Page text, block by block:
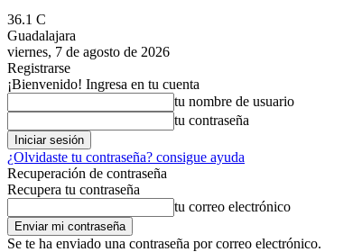
36.1 C
Guadalajara
viernes, 7 de agosto de 2026
Registrarse
¡Bienvenido! Ingresa en tu cuenta
tu nombre de usuario
tu contraseña
¿Olvidaste tu contraseña? consigue ayuda
Recuperación de contraseña
Recupera tu contraseña
tu correo electrónico
Se te ha enviado una contraseña por correo electrónico.